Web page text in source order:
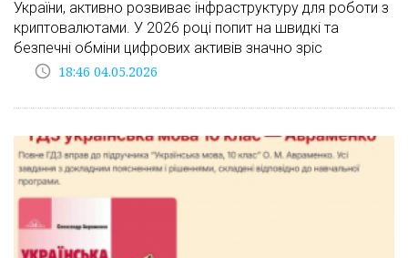
України, активно розвиває інфраструктуру для роботи з
криптовалютами. У 2026 році попит на швидкі та
безпечні обміни цифрових активів значно зріс
access_time 18:46 04.05.2026